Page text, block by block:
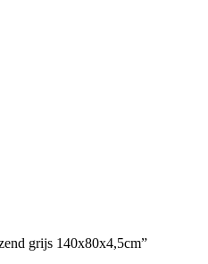
grijs 140x80x4,5cm”